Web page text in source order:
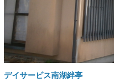
デイサービス南湖絆亭